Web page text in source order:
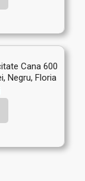
este:
Cana 600
Negru, Floria
curent
este: